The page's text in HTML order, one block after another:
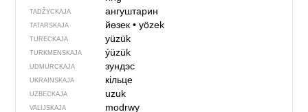
TADŽYCKAJA ангуштарин
TATARSKAJA йөзек• yözek
TURECKAJA yüzük
TURKMENSKAJA ýüzük
UDMURCKAJA зундэс
UKRAINSKAJA кільце
UZBECKAJA uzuk
VALIJSKAJA modrwy